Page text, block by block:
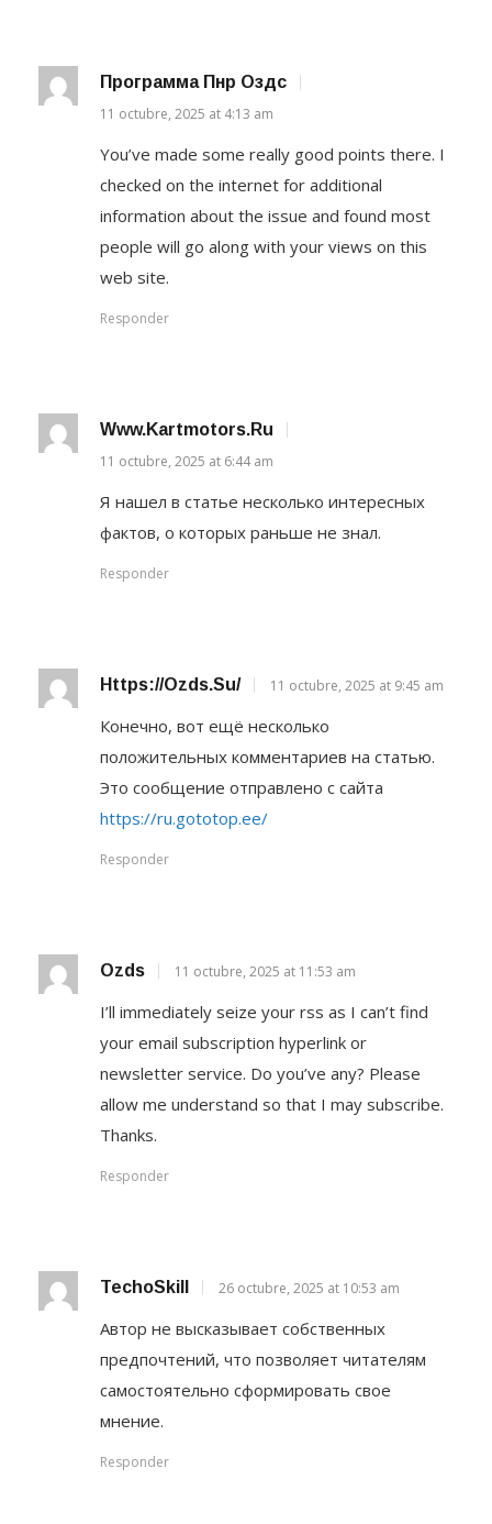
Программа Пнр Оздс
11 octubre, 2025 at 4:13 am
You’ve made some really good points there. I
checked on the internet for additional
information about the issue and found most
people will go along with your views on this
web site.
Responder
Www.kartmotors.ru
11 octubre, 2025 at 6:44 am
Я нашел в статье несколько интересных
фактов, о которых раньше не знал.
Responder
Https://ozds.su/ 11 octubre, 2025 at 9:45 am
Конечно, вот ещё несколько
положительных комментариев на статью.
Это сообщение отправлено с сайта
https://ru.gototop.ee/
Responder
Ozds 11 octubre, 2025 at 11:53 am
I’ll immediately seize your rss as I can’t find
your email subscription hyperlink or
newsletter service. Do you’ve any? Please
allow me understand so that I may subscribe.
Thanks.
Responder
TechoSkill 26 octubre, 2025 at 10:53 am
Автор не высказывает собственных
предпочтений, что позволяет читателям
самостоятельно сформировать свое
мнение.
Responder